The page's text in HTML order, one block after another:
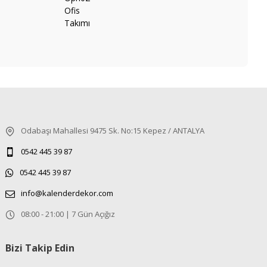
Odabaşı Mahallesi 9475 Sk. No:15 Kepez / ANTALYA
0542 445 39 87
0542 445 39 87
info@kalenderdekor.com
08:00 - 21:00 | 7 Gün Açığız
Bizi Takip Edin